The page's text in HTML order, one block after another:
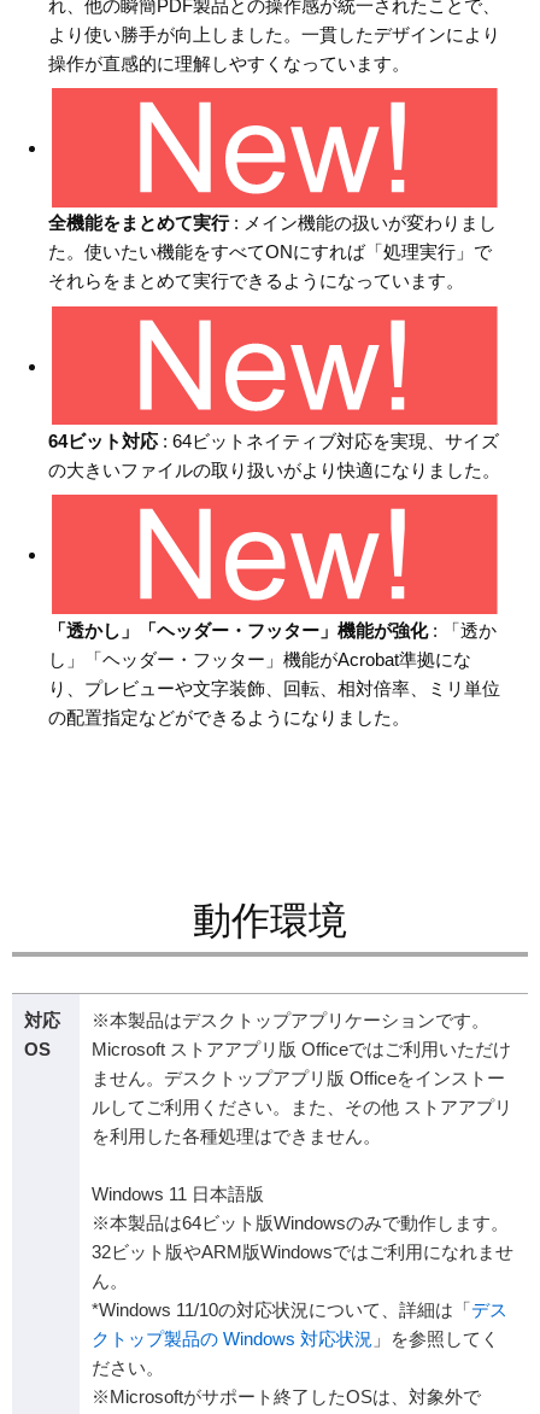
れ、他の瞬簡PDF製品との操作感が統一されたことで、
より使い勝手が向上しました。一貫したデザインにより
操作が直感的に理解しやすくなっています。
全機能をまとめて実行: メイン機能の扱いが変わりまし
た。使いたい機能をすべてONにすれば「処理実行」で
それらをまとめて実行できるようになっています。
64ビット対応: 64ビットネイティブ対応を実現、サイズ
の大きいファイルの取り扱いがより快適になりました。
「透かし」「ヘッダー・フッター」機能が強化: 「透か
し」「ヘッダー・フッター」機能がAcrobat準拠にな
り、プレビューや文字装飾、回転、相対倍率、ミリ単位
の配置指定などができるようになりました。
動作環境
対応
OS
※本製品はデスクトップアプリケーションです。
Microsoft ストアアプリ版 Officeではご利用いただけ
ません。デスクトップアプリ版 Officeをインストー
ルしてご利用ください。また、その他 ストアアプリ
を利用した各種処理はできません。
Windows 11 日本語版
※本製品は64ビット版Windowsのみで動作します。
32ビット版やARM版Windowsではご利用になれませ
ん。
*Windows 11/10の対応状況について、詳細は「デス
クトップ製品の Windows 対応状況 」を参照してく
ださい。
※Microsoftがサポート終了したOSは、対象外で